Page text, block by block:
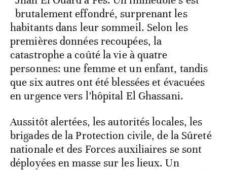
brutalement effondré, surprenant les
habitants dans leur sommeil. Selon les
premières données recoupées, la
catastrophe a coûté la vie à quatre
personnes: une femme et un enfant, tandis
que six autres ont été blessées et évacuées
en urgence vers l’hôpital El Ghassani.
​Aussitôt alertées, les autorités locales, les
brigades de la Protection civile, de la Sûreté
nationale et des Forces auxiliaires se sont
déployées en masse sur les lieux. Un